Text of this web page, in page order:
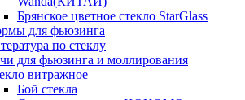
Брянское цветное стекло StarGlass
для фьюзинга
по стеклу
для фьюзинга и моллирования
витражное
Бой стекла